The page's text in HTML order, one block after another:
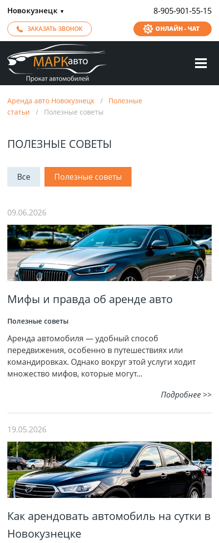
Новокузнецк ▼ 8-905-901-55-15
ЗАКАЗАТЬ ЗВОНОК ОНЛАЙН - ЧАТ
Аренда авто Новокузнецк / Полезные
статьи / Полезные советы
ПОЛЕЗНЫЕ СОВЕТЫ
Все Полезные советы
09.06.2026
Мифы и правда об аренде авто
Полезные советы
Аренда автомобиля — удобный способ
передвижения, особенно в путешествиях или
командировках. Однако вокруг этой услуги ходит
множество мифов, которые могут...
Подробнее >>
19.05.2026
Как арендовать автомобиль на сутки в
Новокузнецке